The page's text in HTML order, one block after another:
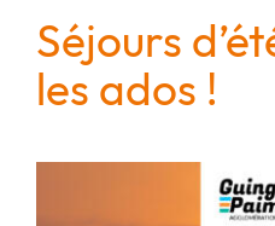
Séjours
les ados !